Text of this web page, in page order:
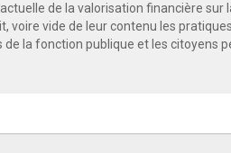
actuelle de la valorisation financière sur
voire vide de leur contenu les
de la fonction publique et les citoyens